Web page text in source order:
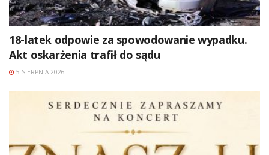
18-latek odpowie za spowodowanie wypadku.
Akt oskarżenia trafił do sądu
5 SIERPNIA 2026